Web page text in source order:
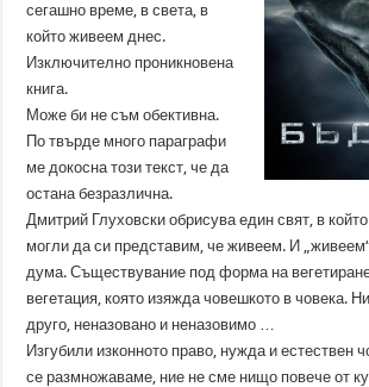
сегашно време, в света, в
който живеем днес.
Изключително проникновена
книга.
Може би не съм обективна.
По твърде много параграфи
ме докосна този текст, че да
остана безразлична.
Дмитрий Глуховски обрисува един свят, в
могли да си представим, че живеем. И
дума. Съществувание под форма на
вегетация, която изяжда човешкото в човека.
друго, неназовано и неназовимо …
Изгубили изконното право, нужда и естествен
се размножаваме, ние не сме нищо повече от